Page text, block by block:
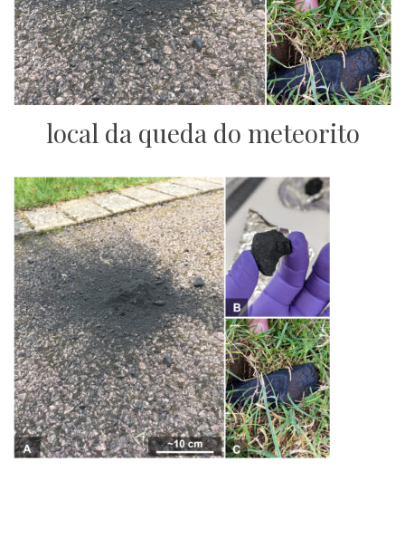
local da queda do meteorito